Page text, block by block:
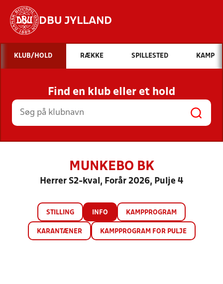
DBU JYLLAND
Hvad vil du søge efter?
INDHOLD OG NYHEDER
STILLINGER, RESULTATER, KLUBBER OG
HOLD
KLUB/HOLD RÆKKE SPILLESTED KAMP
Find en klub eller et hold
MUNKEBO BK
Herrer S2-kval, Forår 2026, Pulje 4
STILLING INFO KAMPPROGRAM
KARANTÆNER KAMPPROGRAM FOR PULJE